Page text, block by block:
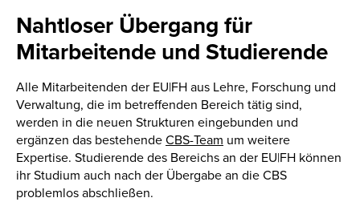
Nahtloser Übergang für
Mitarbeitende und Studierende
Alle Mitarbeitenden der EU|FH aus Lehre, Forschung und
Verwaltung, die im betreffenden Bereich tätig sind,
werden in die neuen Strukturen eingebunden und
ergänzen das bestehende CBS-Team um weitere
Expertise. Studierende des Bereichs an der EU|FH können
ihr Studium auch nach der Übergabe an die CBS
problemlos abschließen.